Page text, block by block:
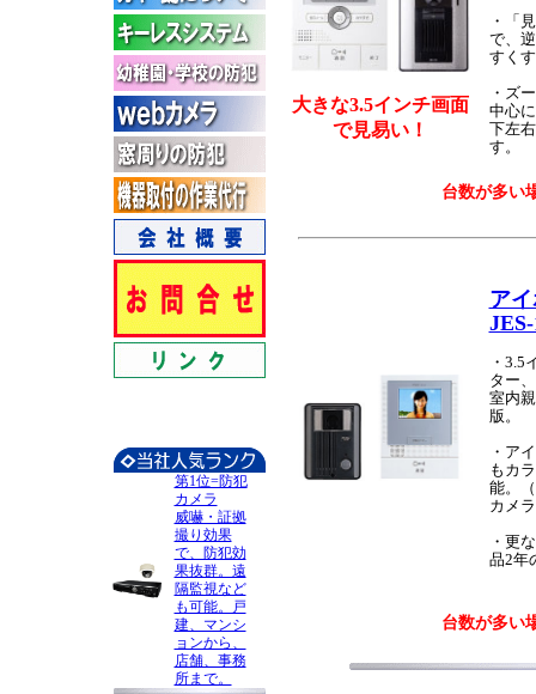
第1位=防犯
カメラ
威嚇・証拠
撮り効果
で、防犯効
果抜群。遠
隔監視など
も可能。戸
建、マンシ
ョンから、
店舗、事務
所まで。
大きな3.5インチ画面
で見易い！
・「
で、
すく
・ズ
中心
下左
す。
台数が多い
ア
・3.5
ター
室内
版。
・ア
もカ
能。
カメ
・更
品2年
台数が多い